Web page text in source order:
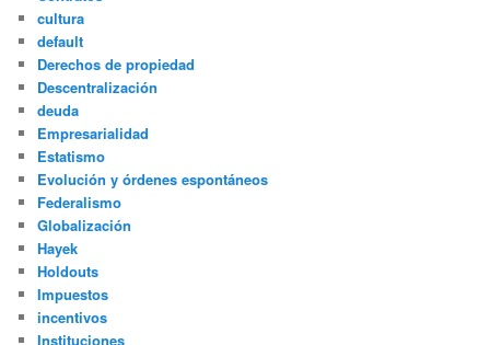
cultura
default
Derechos de propiedad
Descentralización
deuda
Empresarialidad
Estatismo
Evolución y órdenes espontáneos
Federalismo
Globalización
Hayek
Holdouts
Impuestos
incentivos
Instituciones